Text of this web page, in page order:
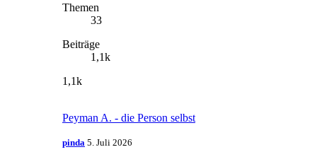
Themen
33
Beiträge
1,1k
1,1k
Peyman A. - die Person selbst
pinda 5. Juli 2026